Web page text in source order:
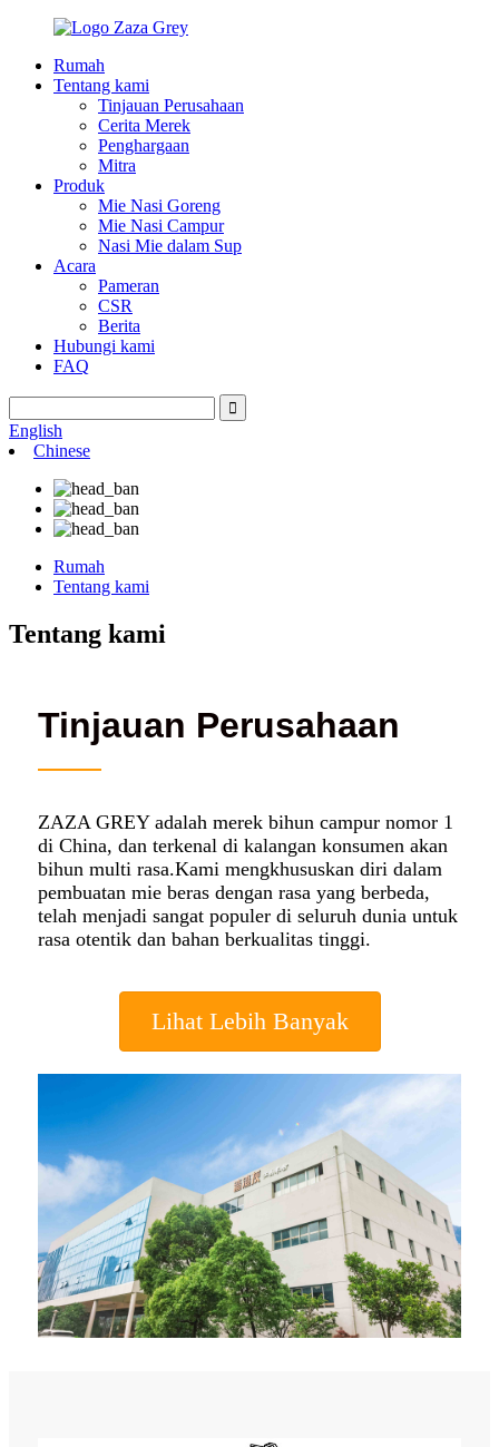
Rumah
Tentang kami
Tinjauan Perusahaan
Cerita Merek
Penghargaan
Mitra
Produk
Mie Nasi Goreng
Mie Nasi Campur
Nasi Mie dalam Sup
Acara
Pameran
CSR
Berita
Hubungi kami
FAQ
English
Chinese
Rumah
Tentang kami
Tentang kami
Tinjauan Perusahaan
ZAZA GREY adalah merek bihun campur nomor 1
di China, dan terkenal di kalangan konsumen akan
bihun multi rasa.Kami mengkhususkan diri dalam
pembuatan mie beras dengan rasa yang berbeda,
telah menjadi sangat populer di seluruh dunia untuk
rasa otentik dan bahan berkualitas tinggi.
Lihat Lebih Banyak